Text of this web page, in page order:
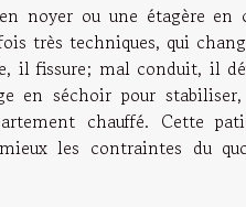
noyer ou une étagère
très techniques, qui
il fissure; mal conduit, il
en séchoir pour
chauffé. Cette
mieux les contraintes du